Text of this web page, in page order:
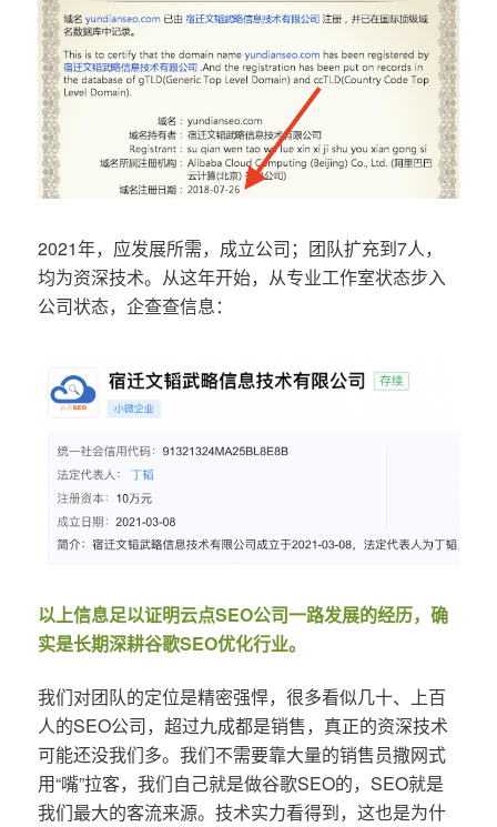
2021年，应发展所需，成立公司；团队扩充到7人，
均为资深技术。从这年开始，从专业工作室状态步入
公司状态，企查查信息：
以上信息足以证明云点SEO公司一路发展的经历，确
实是长期深耕谷歌SEO优化行业。
我们对团队的定位是精密强悍，很多看似几十、上百
人的SEO公司，超过九成都是销售，真正的资深技术
可能还没我们多。我们不需要靠大量的销售员撒网式
用“嘴”拉客，我们自己就是做谷歌SEO的，SEO就是
我们最大的客流来源。技术实力看得到，这也是为什